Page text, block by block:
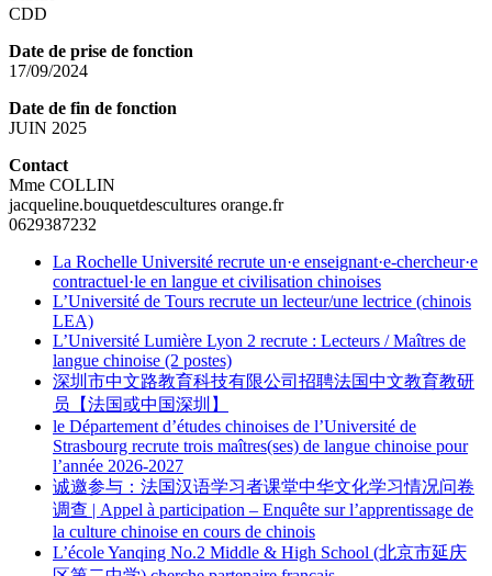
CDD
Date de prise de fonction
17/09/2024
Date de fin de fonction
JUIN 2025
Contact
Mme COLLIN
jacqueline.bouquetdescultures orange.fr
0629387232
La Rochelle Université recrute un·e enseignant·e-chercheur·e
contractuel·le en langue et civilisation chinoises
L’Université de Tours recrute un lecteur/une lectrice (chinois
LEA)
L’Université Lumière Lyon 2 recrute : Lecteurs / Maîtres de
langue chinoise (2 postes)
深圳市中文路教育科技有限公司招聘法国中文教育教研
员【法国或中国深圳】
le Département d’études chinoises de l’Université de
Strasbourg recrute trois maîtres(ses) de langue chinoise pour
l’année 2026-2027
诚邀参与：法国汉语学习者课堂中华文化学习情况问卷
调查 | Appel à participation – Enquête sur l’apprentissage de
la culture chinoise en cours de chinois
L’école Yanqing No.2 Middle & High School (北京市延庆